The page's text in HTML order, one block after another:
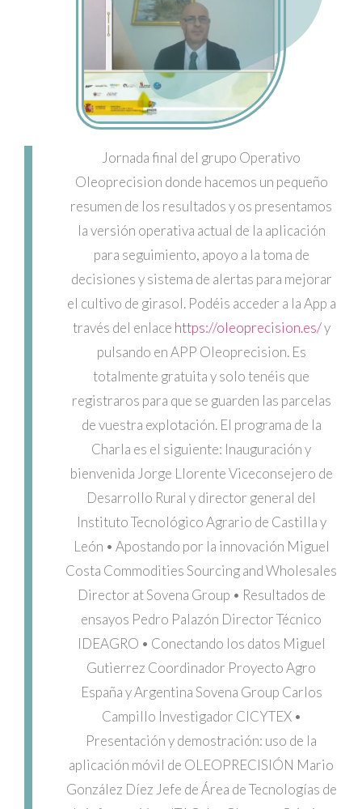
Jornada final del grupo Operativo
Oleoprecision donde hacemos un pequeño
resumen de los resultados y os presentamos
la versión operativa actual de la aplicación
para seguimiento, apoyo a la toma de
decisiones y sistema de alertas para mejorar
el cultivo de girasol. Podéis acceder a la App a
través del enlace https://oleoprecision.es/y
pulsando en APP Oleoprecision. Es
totalmente gratuita y solo tenéis que
registraros para que se guarden las parcelas
de vuestra explotación. El programa de la
Charla es el siguiente: Inauguración y
bienvenida Jorge Llorente Viceconsejero de
Desarrollo Rural y director general del
Instituto Tecnológico Agrario de Castilla y
León • Apostando por la innovación Miguel
Costa Commodities Sourcing and Wholesales
Director at Sovena Group • Resultados de
ensayos Pedro Palazón Director Técnico
IDEAGRO • Conectando los datos Miguel
Gutierrez Coordinador Proyecto Agro
España y Argentina Sovena Group Carlos
Campillo Investigador CICYTEX •
Presentación y demostración: uso de la
aplicación móvil de OLEOPRECISIÓN Mario
González Díez Jefe de Área de Tecnologías de